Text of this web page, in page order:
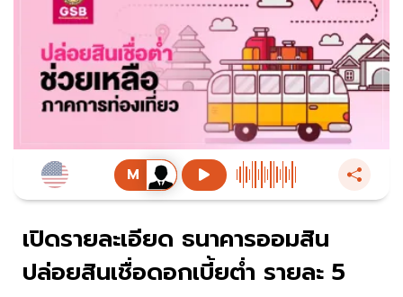
เปิดรายละเอียด ธนาคารออมสิน
ปล่อยสินเชื่อดอกเบี้ยต่ำ รายละ 5